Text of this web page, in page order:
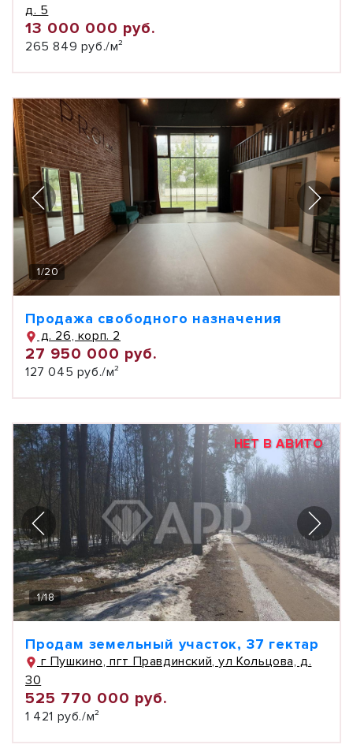
д. 5
13 000 000 руб.
265 849 руб./м²
1/20
Продажа свободного назначения
д. 26, корп. 2
27 950 000 руб.
127 045 руб./м²
НЕТ В АВИТО
1/18
Продам земельный участок, 37 гектар
г Пушкино, пгт Правдинский, ул Кольцова, д.
30
525 770 000 руб.
1 421 руб./м²